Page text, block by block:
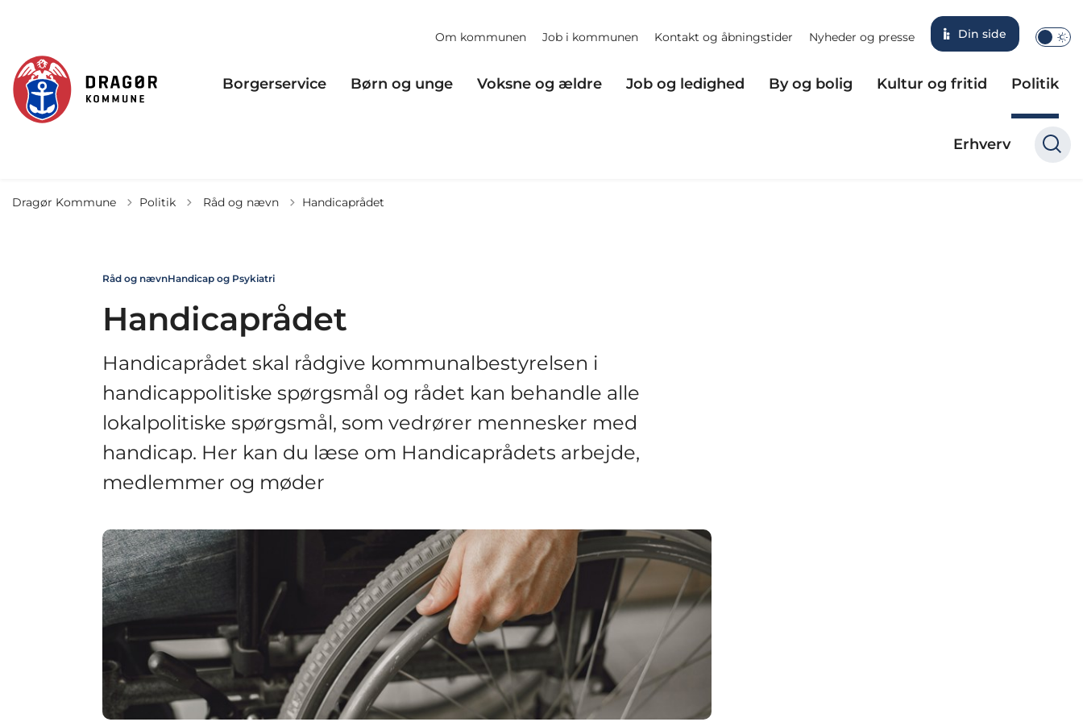
Om kommunen Job i kommunen Kontakt og åbningstider Nyheder og presse Din side
Borgerservice Børn og unge Voksne og ældre Job og ledighed By og bolig Kultur og fritid Politik
Erhverv
Dragør Kommune Politik Tilbage til
Råd og nævn Handicaprådet
Råd og nævnHandicap og Psykiatri
Handicaprådet
Handicaprådet skal rådgive kommunalbestyrelsen i
handicappolitiske spørgsmål og rådet kan behandle alle
lokalpolitiske spørgsmål, som vedrører mennesker med
handicap. Her kan du læse om Handicaprådets arbejde,
medlemmer og møder